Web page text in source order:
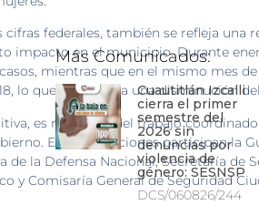
cifras federales, también se refleja una
impacto en el municipio. Durante
mientras que en el mismo mes de
lo que representa una disminución del
es resultado del trabajo
En estas acciones participan la
de la Defensa Nacional, Secretaría de
y Comisaría General de Seguridad
Más Comunicados:
Cuautitlán Izcalli
cierra el primer
semestre del
2026 sin
denuncias por
violencia de
género: SESNSP
DCS/060826/244